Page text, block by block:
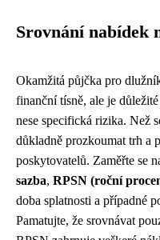
Srovnání nabídek
Okamžitá půjčka pro
finanční tísně, ale je
nese specifická rizika. Než
důkladně prozkoumat trh a
poskytovatelů. Zaměřte se
sazba, RPSN (roční
doba splatnosti a případné
Pamatujte, že srovnávat